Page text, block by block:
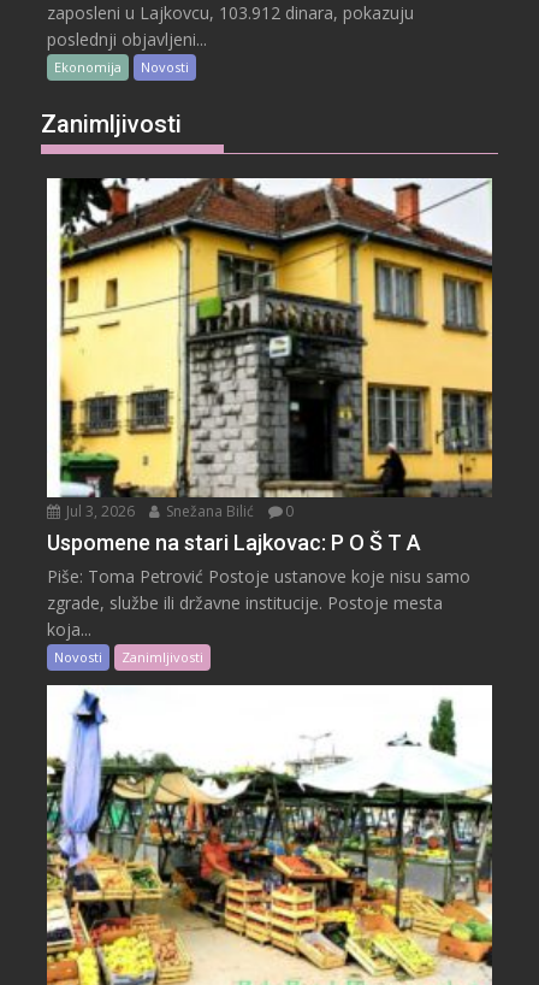
zaposleni u Lajkovcu, 103.912 dinara, pokazuju
poslednji objavljeni...
Ekonomija Novosti
Zanimljivosti
Jul 3, 2026 Snežana Bilić 0
Uspomene na stari Lajkovac: P O Š T A
Piše: Toma Petrović Postoje ustanove koje nisu samo
zgrade, službe ili državne institucije. Postoje mesta
koja...
Novosti Zanimljivosti